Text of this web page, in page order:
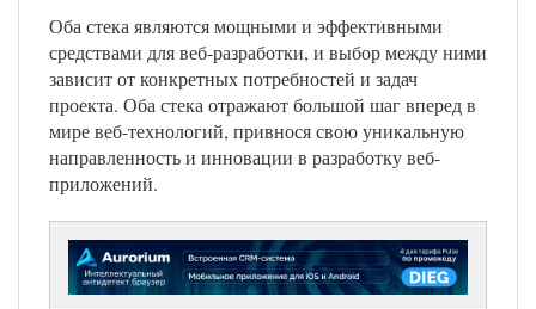
Оба стека являются мощными и эффективными
средствами для веб-разработки, и выбор между ними
зависит от конкретных потребностей и задач
проекта. Оба стека отражают большой шаг вперед в
мире веб-технологий, привнося свою уникальную
направленность и инновации в разработку веб-
приложений.